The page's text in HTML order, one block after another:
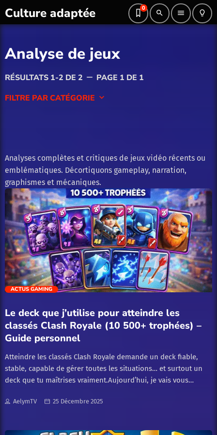
Culture adaptée 0
search menu lightbulb_outline
Analyse de jeux
RÉSULTATS 1-2 DE 2 remove PAGE 1 DE 1
FILTRE PAR CATÉGORIE keyboard_arrow_down
Divertissement
Guide gaming
Guides
Guides de jeu
Guides et astuces
Guides et Conseils
Guides et Tutoriels
Jeux
Analyses complètes et critiques de jeux vidéo récents ou
emblématiques. Décortiquons gameplay, narration,
graphismes et mécaniques.
trending_flat
ACTUS GAMING
Le deck que j’utilise pour atteindre les
classés Clash Royale (10 500+ trophées) –
Guide personnel
Atteindre les classés Clash Royale demande un deck fiable,
stable, capable de gérer toutes les situations… et surtout un
deck que tu maîtrises vraiment.Aujourd’hui, je vais vous
500 trophées, et qui m’a servi à accéder au mode classé.Ce
AelymTV 25 Décembre 2025